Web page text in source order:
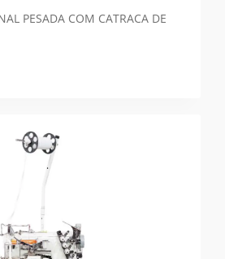
PESADA COM CATRACA DE